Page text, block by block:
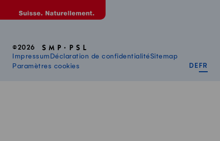
©2026
Impressum Déclaration de confidentialitéSitemap
Paramètres cookies
DE FR